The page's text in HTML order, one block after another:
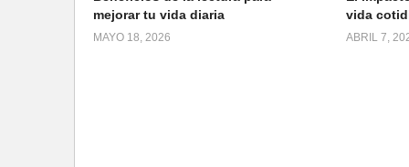
mejorar tu vida diaria
MAYO 18, 2026
vida
ABRIL 7,